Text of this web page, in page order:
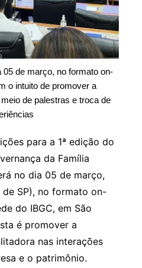
de março, no formato on-
o intuito de promover a
de palestras e troca de
para a 1ª edição do
da Família
no dia 05 de março,
SP), no formato on-
do IBGC, em São
é promover a
nas interações
e o patrimônio.